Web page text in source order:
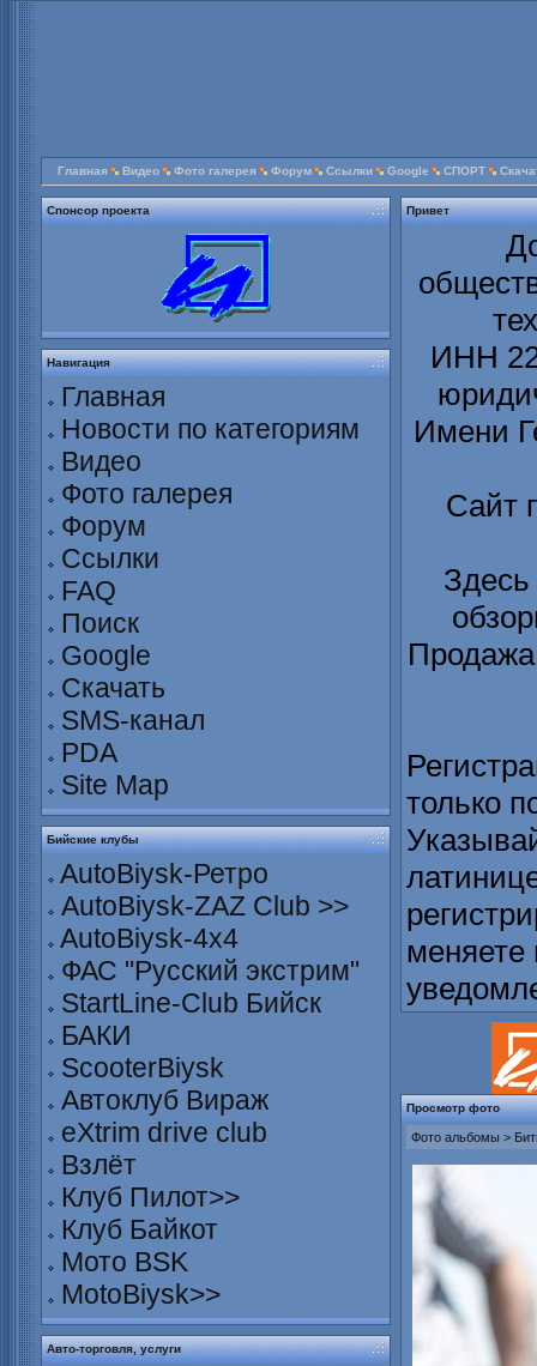
Главная Видео Фото галерея Форум Ссылки Google СПОРТ
Спонсор проекта
Навигация
Главная
Новости по категориям
Видео
Фото галерея
Форум
Ссылки
FAQ
Поиск
Google
Скачать
SMS-канал
PDA
Site Map
Бийские клубы
AutoBiysk-Ретро
AutoBiysk-ZAZ Club >>
AutoBiysk-4x4
ФАС "Русский экстрим"
StartLine-Club Бийск
БАКИ
ScooterBiysk
Автоклуб Вираж
eXtrim drive club
Взлёт
Клуб Пилот>>
Клуб Байкот
Мото BSK
MotoBiysk>>
Авто-торговля, услуги
Привет
ИНН
Имени
Сайт
Здесь
только
меняете
Просмотр фото
Фото альбомы >